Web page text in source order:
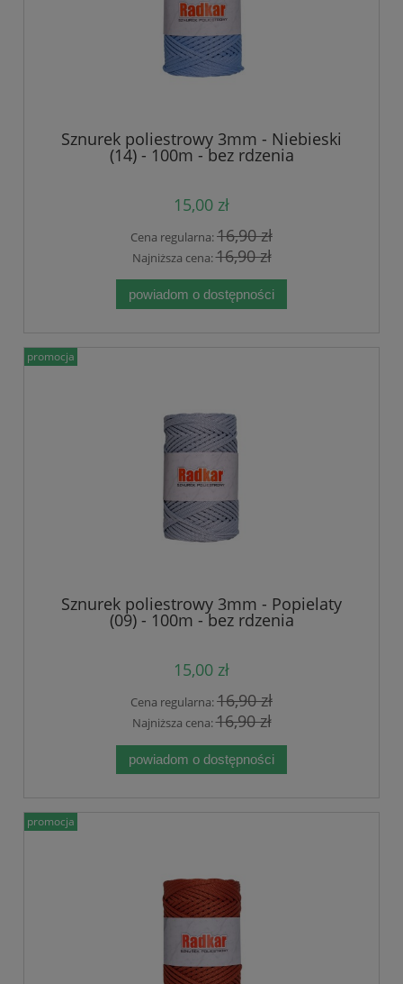
Sznurek poliestrowy 3mm - Niebieski
(14) - 100m - bez rdzenia
15,00 zł
Cena regularna:16,90 zł
Najniższa cena:16,90 zł
powiadom o dostępności
Sznurek poliestrowy 3mm - Popielaty
(09) - 100m - bez rdzenia
15,00 zł
Cena regularna:16,90 zł
Najniższa cena:16,90 zł
powiadom o dostępności
promocja
promocja